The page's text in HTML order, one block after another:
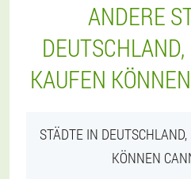
ANDERE
KAUFEN
STÄDTE IN
KÖNNEN